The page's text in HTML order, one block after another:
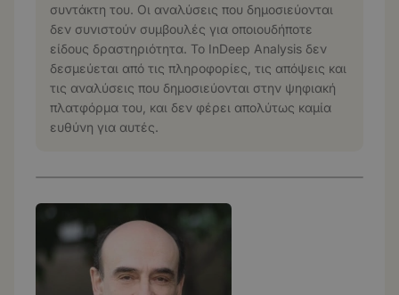
συντάκτη του. Οι αναλύσεις που δημοσιεύονται
δεν συνιστούν συμβουλές για οποιουδήποτε
είδους δραστηριότητα. Το InDeep Analysis δεν
δεσμεύεται από τις πληροφορίες, τις απόψεις και
τις αναλύσεις που δημοσιεύονται στην ψηφιακή
πλατφόρμα του, και δεν φέρει απολύτως καμία
ευθύνη για αυτές.